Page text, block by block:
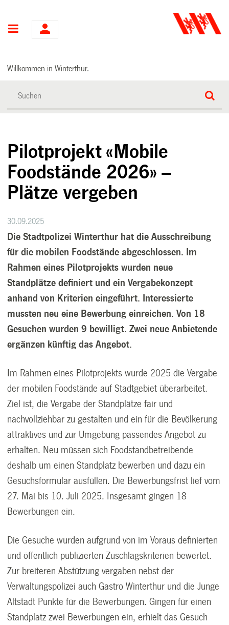
Hauptnavigation
Willkommen in Winterthur.
Pilotprojekt «Mobile
Foodstände 2026» –
Plätze vergeben
30.09.2025
Die Stadtpolizei Winterthur hat die Ausschreibung
für die mobilen Foodstände abgeschlossen. Im
Rahmen eines Pilotprojekts wurden neue
Standplätze definiert und ein Vergabekonzept
anhand von Kriterien eingeführt. Interessierte
mussten neu eine Bewerbung einreichen. Von 18
Gesuchen wurden 9 bewilligt. Zwei neue Anbietende
ergänzen künftig das Angebot.
Im Rahmen eines Pilotprojekts wurde 2025 die Vergabe
der mobilen Foodstände auf Stadtgebiet überarbeitet.
Ziel ist, die Vergabe der Standplätze fair und
nachvollziehbar zu gestalten und ein für die Bevölkerung
attraktives und zur Umgebung passendes Angebot zu
erhalten. Neu müssen sich Foodstandbetreibende
deshalb um einen Standplatz bewerben und dazu ein
Gesuchsformular ausfüllen. Die Bewerbungsfrist lief vom
27. Mai bis 10. Juli 2025. Insgesamt gingen 18
Bewerbungen ein.
Die Gesuche wurden aufgrund von im Voraus definierten
und öffentlich publizierten Zuschlagskriterien bewertet.
Zur breiteren Abstützung vergaben nebst der
Verwaltungspolizei auch Gastro Winterthur und die Junge
Altstadt Punkte für die Bewerbungen. Gingen für einen
Standplatz zwei Bewerbungen ein, erhielt das Gesuch